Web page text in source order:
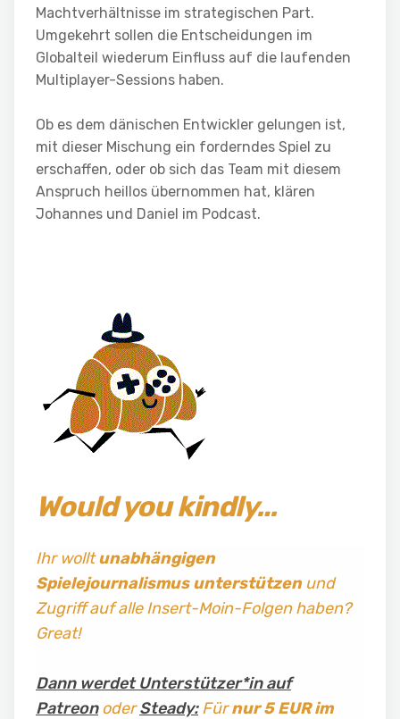
Machtverhältnisse im strategischen Part.
Umgekehrt sollen die Entscheidungen im
Globalteil wiederum Einfluss auf die laufenden
Multiplayer-Sessions haben.
Ob es dem dänischen Entwickler gelungen ist,
mit dieser Mischung ein forderndes Spiel zu
erschaffen, oder ob sich das Team mit diesem
Anspruch heillos übernommen hat, klären
Johannes und Daniel im Podcast.
Would you kindly…
Ihr wolltunabhängigen
Spielejournalismus unterstützenund
Zugriff auf alle Insert-Moin-Folgen haben?
Great!
Dann werdet Unterstützer*in auf
PatreonoderSteady:Fürnur 5 EUR im